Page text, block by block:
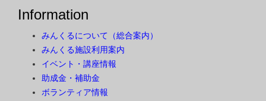
Information
みんくるについて（総合案内）
みんくる施設利用案内
イベント・講座情報
助成金・補助金
ボランティア情報